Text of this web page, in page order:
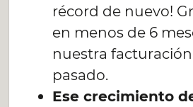
récord de nuevo!
en menos de 6
nuestra
pasado.
Ese crecimiento